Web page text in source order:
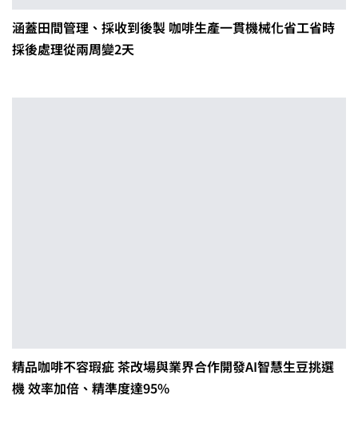
涵蓋田間管理、採收到後製 咖啡生產一貫機械化省工省時
採後處理從兩周變2天
精品咖啡不容瑕疵 茶改場與業界合作開發AI智慧生豆挑選
機 效率加倍、精準度達95%